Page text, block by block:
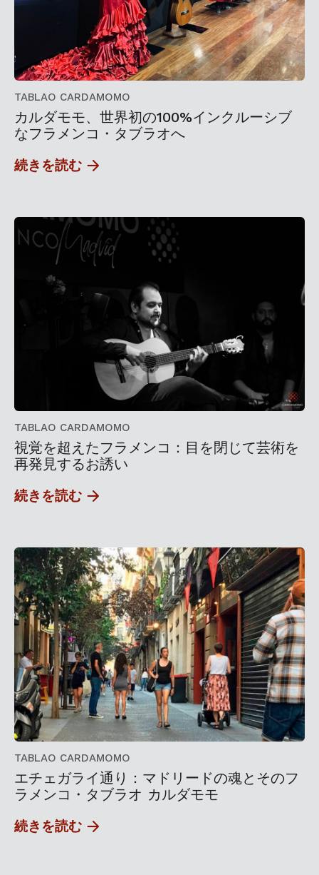
TABLAO CARDAMOMO
カルダモモ、世界初の100%インクルーシブ
なフラメンコ・タブラオへ
続きを読む
TABLAO CARDAMOMO
視覚を超えたフラメンコ：目を閉じて芸術を
再発見するお誘い
続きを読む
TABLAO CARDAMOMO
エチェガライ通り：マドリードの魂とそのフ
ラメンコ・タブラオ カルダモモ
続きを読む